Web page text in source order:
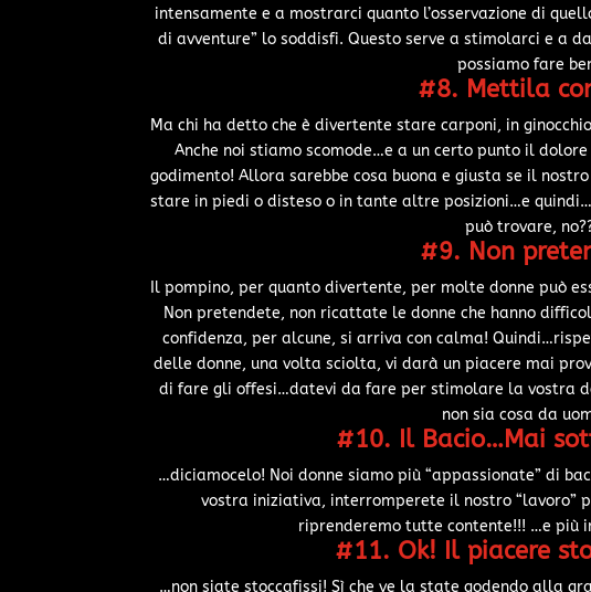
intensamente e a mostrarci quanto l’osservazione di
di avventure” lo soddisfi. Questo serve a stimolarci e a
possiamo fare
#8. Mettila
Ma chi ha detto che è divertente stare carponi, in
Anche noi stiamo scomode…e a un certo punto il
godimento! Allora sarebbe cosa buona e giusta se il
stare in piedi o disteso o in tante altre posizioni…e
può trovare,
#9. Non
Il pompino, per quanto divertente, per molte donne può
Non pretendete, non ricattate le donne che hanno
confidenza, per alcune, si arriva con calma!
delle donne, una volta sciolta, vi darà un piacere mai
di fare gli offesi…datevi da fare per stimolare la vostra
non sia cosa da
#10. Il Bacio…Mai
…diciamocelo! Noi donne siamo più “appassionate” di
vostra iniziativa, interromperete il nostro “lavoro”
riprenderemo tutte contente!!! …e più
#11. Ok! Il piacere
…non siate stoccafissi! Sì che ve la state godendo alla